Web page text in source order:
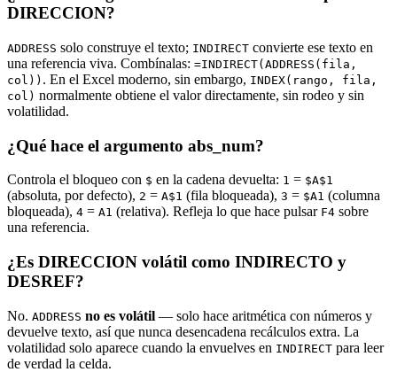
DIRECCION?
ADDRESS solo construye el texto; INDIRECT convierte ese texto en
una referencia viva. Combínalas: =INDIRECT(ADDRESS(fila,
col)) . En el Excel moderno, sin embargo, INDEX(rango, fila,
col) normalmente obtiene el valor directamente, sin rodeo y sin
volatilidad.
¿Qué hace el argumento abs_num?
Controla el bloqueo con $ en la cadena devuelta: 1 = $A$1
(absoluta, por defecto), 2 = A$1 (fila bloqueada), 3 = $A1 (columna
bloqueada), 4 = A1 (relativa). Refleja lo que hace pulsar F4 sobre
una referencia.
¿Es DIRECCION volátil como INDIRECTO y
DESREF?
No. ADDRESS no es volátil — solo hace aritmética con números y
devuelve texto, así que nunca desencadena recálculos extra. La
volatilidad solo aparece cuando la envuelves en INDIRECT para leer
de verdad la celda.